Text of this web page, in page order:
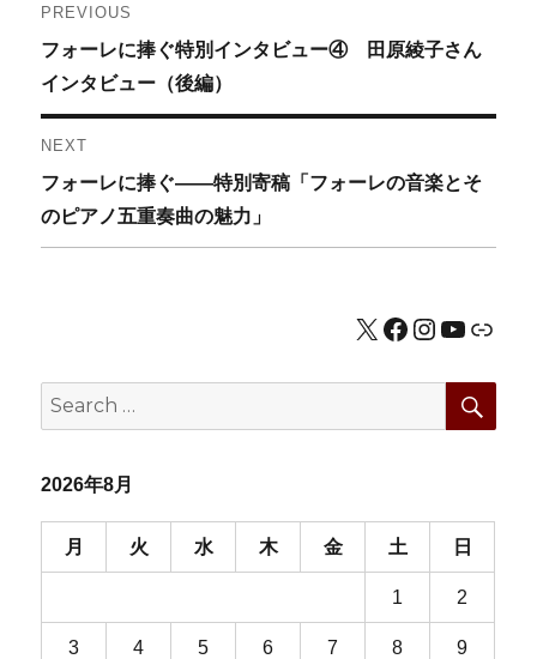
投
稿
ナ
ビ
ゲ
ン
PREVIOUS
Previous
post:
フォーレに捧ぐ特別インタビュー④ 田原綾子さん
インタビュー（後編）
NEXT
Next
post:
フォーレに捧ぐ――特別寄稿「フォーレの音楽とそ
のピアノ五重奏曲の魅力」
X Facebook
Instagram
公式HP
Search
for:
2026年8月
月 火 水 木 金 土 日
1 2
3 4 5 6 7 8 9